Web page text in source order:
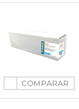
COMPARAR